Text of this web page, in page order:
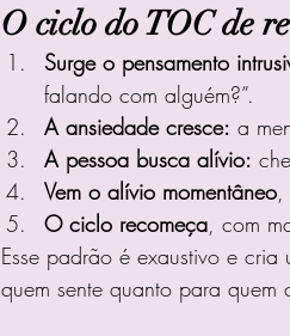
O ciclo do TOC de
Surge o pensamento
falando com alguém?”.
A ansiedade cresce: a
A pessoa busca alívio:
Vem o alívio momentâneo,
O ciclo recomeça, com
Esse padrão é exaustivo e
quem sente quanto para quem